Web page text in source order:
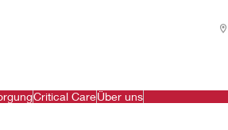
Critical CareÜber uns